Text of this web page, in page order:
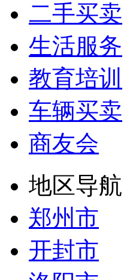
二手买卖
生活服务
教育培训
车辆买卖
商友会
地区导航
郑州市
开封市